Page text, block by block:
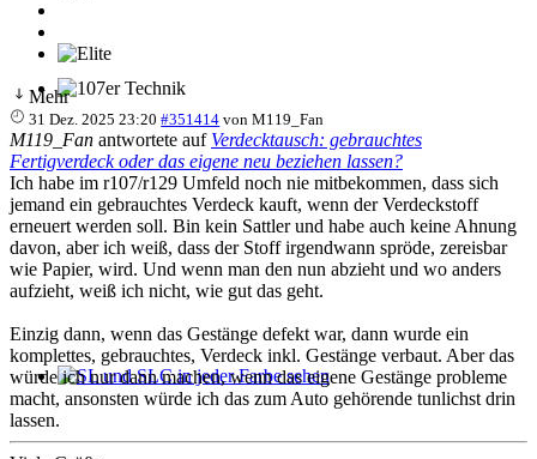
107er Technik
SL und SLC in jeder Farbe sehen
Mehr
31 Dez. 2025 23:20 #351414 vonM119_Fan
M119_Fan antwortete auf Verdecktausch: gebrauchtes
Fertigverdeck oder das eigene neu beziehen lassen?
Ich habe im r107/r129 Umfeld noch nie mitbekommen, dass sich
jemand ein gebrauchtes Verdeck kauft, wenn der Verdeckstoff
erneuert werden soll. Bin kein Sattler und habe auch keine Ahnung
davon, aber ich weiß, dass der Stoff irgendwann spröde, zereisbar
wie Papier, wird. Und wenn man den nun abzieht und wo anders
aufzieht, weiß ich nicht, wie gut das geht.
Einzig dann, wenn das Gestänge defekt war, dann wurde ein
komplettes, gebrauchtes, Verdeck inkl. Gestänge verbaut. Aber das
würde ich nur dann machen, wenn das eigene Gestänge probleme
macht, ansonsten würde ich das zum Auto gehörende tunlichst drin
lassen.